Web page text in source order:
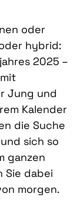
oder
hybrid:
2025 –
Jung und
Kalender
die Suche
sich so
ganzen
Sie dabei
morgen.